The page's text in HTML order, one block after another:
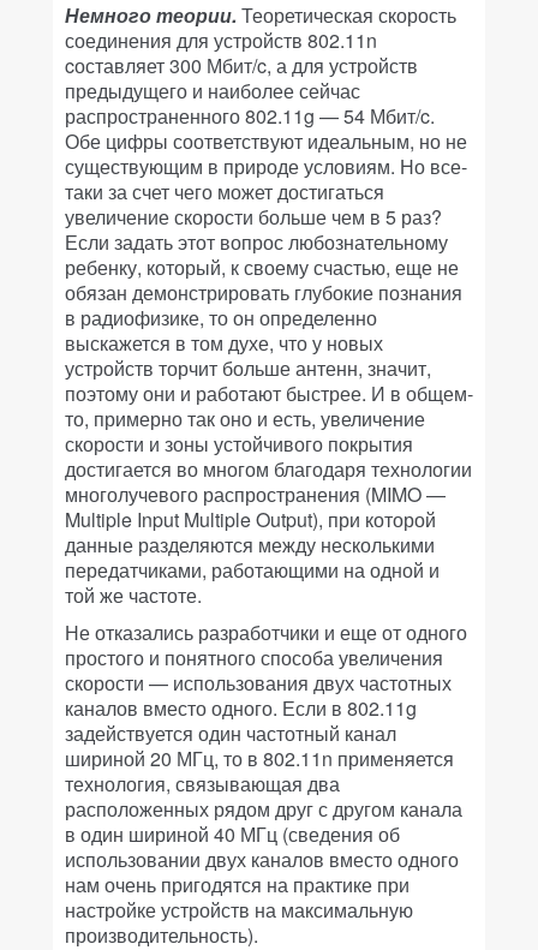
Немного теории. Теоретическая скорость
соединения для устройств 802.11n
cоставляет 300 Мбит/c, а для устройств
предыдущего и наиболее сейчас
распространенного 802.11g — 54 Мбит/c.
Обе цифры соответствуют идеальным, но не
существующим в природе условиям. Но все-
таки за счет чего может достигаться
увеличение скорости больше чем в 5 раз?
Если задать этот вопрос любознательному
ребенку, который, к своему счастью, еще не
обязан демонстрировать глубокие познания
в радиофизике, то он определенно
выскажется в том духе, что у новых
устройств торчит больше антенн, значит,
поэтому они и работают быстрее. И в общем-
то, примерно так оно и есть, увеличение
скорости и зоны устойчивого покрытия
достигается во многом благодаря технологии
многолучевого распространения (MIMO —
Multiple Input Multiple Output), при которой
данные разделяются между несколькими
передатчиками, работающими на одной и
той же частоте.
Не отказались разработчики и еще от одного
простого и понятного способа увеличения
скорости — использования двух частотных
каналов вместо одного. Если в 802.11g
задействуется один частотный канал
шириной 20 МГц, то в 802.11n применяется
технология, связывающая два
расположенных рядом друг с другом канала
в один шириной 40 МГц (сведения об
использовании двух каналов вместо одного
нам очень пригодятся на практике при
настройке устройств на максимальную
производительность).